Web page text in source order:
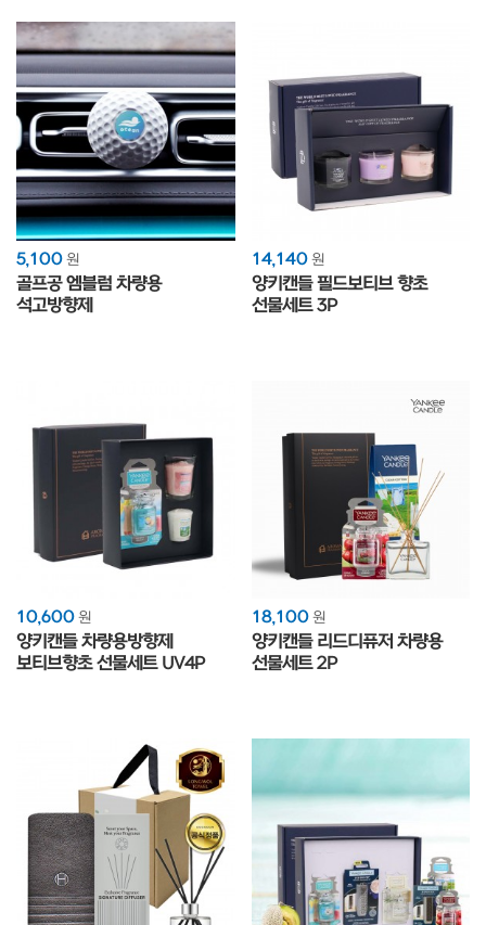
5,100 원
골프공 엠블럼 차량용
석고방향제
14,140 원
양키캔들 필드보티브 향초
선물세트 3P
10,600 원
양키캔들 차량용방향제
보티브향초 선물세트 UV4P
18,100 원
양키캔들 리드디퓨저 차량용
선물세트 2P